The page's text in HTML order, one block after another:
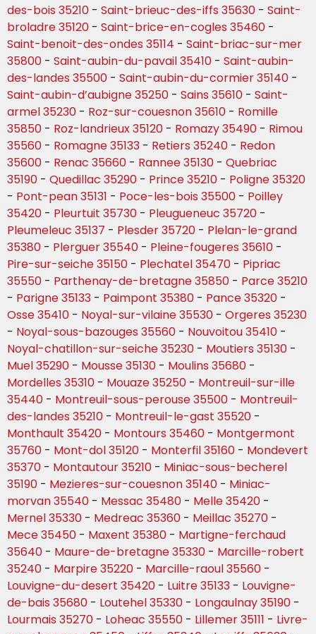
des-bois 35210 - Saint-brieuc-des-iffs 35630 - Saint-
broladre 35120 - Saint-brice-en-cogles 35460 -
Saint-benoit-des-ondes 35114 - Saint-briac-sur-mer
35800 - Saint-aubin-du-pavail 35410 - Saint-aubin-
des-landes 35500 - Saint-aubin-du-cormier 35140 -
Saint-aubin-d’aubigne 35250 - Sains 35610 - Saint-
armel 35230 - Roz-sur-couesnon 35610 - Romille
35850 - Roz-landrieux 35120 - Romazy 35490 - Rimou
35560 - Romagne 35133 - Retiers 35240 - Redon
35600 - Renac 35660 - Rannee 35130 - Quebriac
35190 - Quedillac 35290 - Prince 35210 - Poligne 35320
- Pont-pean 35131 - Poce-les-bois 35500 - Poilley
35420 - Pleurtuit 35730 - Pleugueneuc 35720 -
Pleumeleuc 35137 - Plesder 35720 - Plelan-le-grand
35380 - Plerguer 35540 - Pleine-fougeres 35610 -
Pire-sur-seiche 35150 - Plechatel 35470 - Pipriac
35550 - Parthenay-de-bretagne 35850 - Parce 35210
- Parigne 35133 - Paimpont 35380 - Pance 35320 -
Osse 35410 - Noyal-sur-vilaine 35530 - Orgeres 35230
- Noyal-sous-bazouges 35560 - Nouvoitou 35410 -
Noyal-chatillon-sur-seiche 35230 - Moutiers 35130 -
Muel 35290 - Mousse 35130 - Moulins 35680 -
Mordelles 35310 - Mouaze 35250 - Montreuil-sur-ille
35440 - Montreuil-sous-perouse 35500 - Montreuil-
des-landes 35210 - Montreuil-le-gast 35520 -
Monthault 35420 - Montours 35460 - Montgermont
35760 - Mont-dol 35120 - Monterfil 35160 - Mondevert
35370 - Montautour 35210 - Miniac-sous-becherel
35190 - Mezieres-sur-couesnon 35140 - Miniac-
morvan 35540 - Messac 35480 - Melle 35420 -
Mernel 35330 - Medreac 35360 - Meillac 35270 -
Mece 35450 - Maxent 35380 - Martigne-ferchaud
35640 - Maure-de-bretagne 35330 - Marcille-robert
35240 - Marpire 35220 - Marcille-raoul 35560 -
Louvigne-du-desert 35420 - Luitre 35133 - Louvigne-
de-bais 35680 - Loutehel 35330 - Longaulnay 35190 -
Lourmais 35270 - Loheac 35550 - Lillemer 35111 - Livre-